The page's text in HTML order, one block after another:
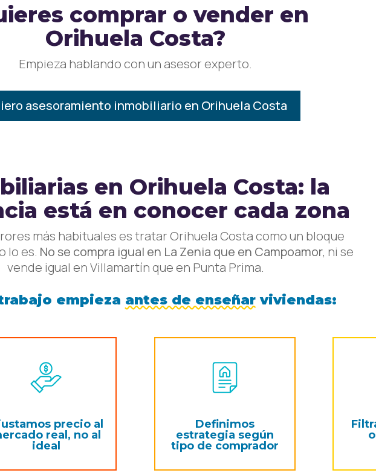
comprar o vender en
Orihuela Costa?
Empieza hablando con un asesor experto.
asesoramiento inmobiliario en Orihuela Costa
en Orihuela Costa: la
está en conocer cada zona
más habituales es tratar Orihuela Costa como un bloque
lo es. No se compra igual en La Zenia que en Campoamor, ni se
vende igual en Villamartín que en Punta Prima.
empieza antes de enseñar viviendas:
precio al
real, no al
ideal
Definimos
estrategia según
tipo de comprador